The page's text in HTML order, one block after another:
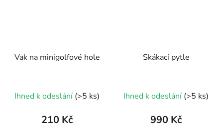
Vak na minigolfové hole
Ihned k odeslání (>5 ks)
210 Kč
Skákací pytle
Ihned k odeslání (>5 ks)
990 Kč